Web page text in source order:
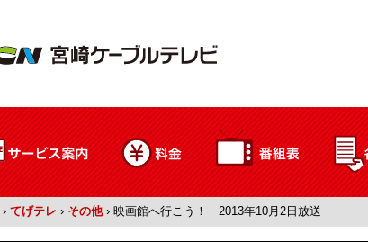
› てげテレ › その他 › 映画館へ行こう！ 2013年10月2日放送